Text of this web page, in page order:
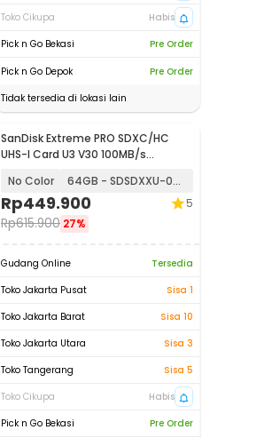
Toko Cikupa
Habis
Pick n Go Bekasi
Pre Order
Pick n Go Depok
Pre Order
Tidak tersedia di lokasi lain
SanDisk Extreme PRO SDXC/HC
UHS-I Card U3 V30 100MB/s
No Color 64GB - SDSDXXU-064G
Rp449.900
Rp615.900 27%
5
Gudang Online
Tersedia
Toko Jakarta Pusat
Sisa 1
Toko Jakarta Barat
Sisa 10
Toko Jakarta Utara
Sisa 3
Toko Tangerang
Sisa 5
Toko Cikupa
Habis
Pick n Go Bekasi
Pre Order